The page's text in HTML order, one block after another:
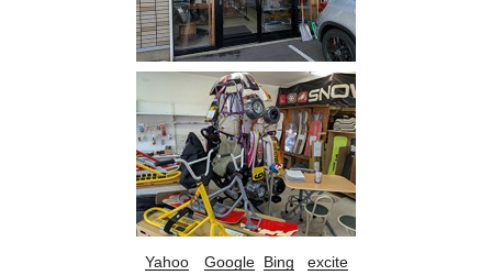
Yahoo Google Bing excite